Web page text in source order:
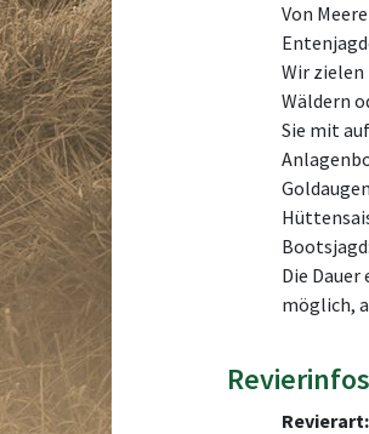
Von
Wir zielen
Wäldern
Sie mit
Die
möglich,
Revierinfos
Revierart: